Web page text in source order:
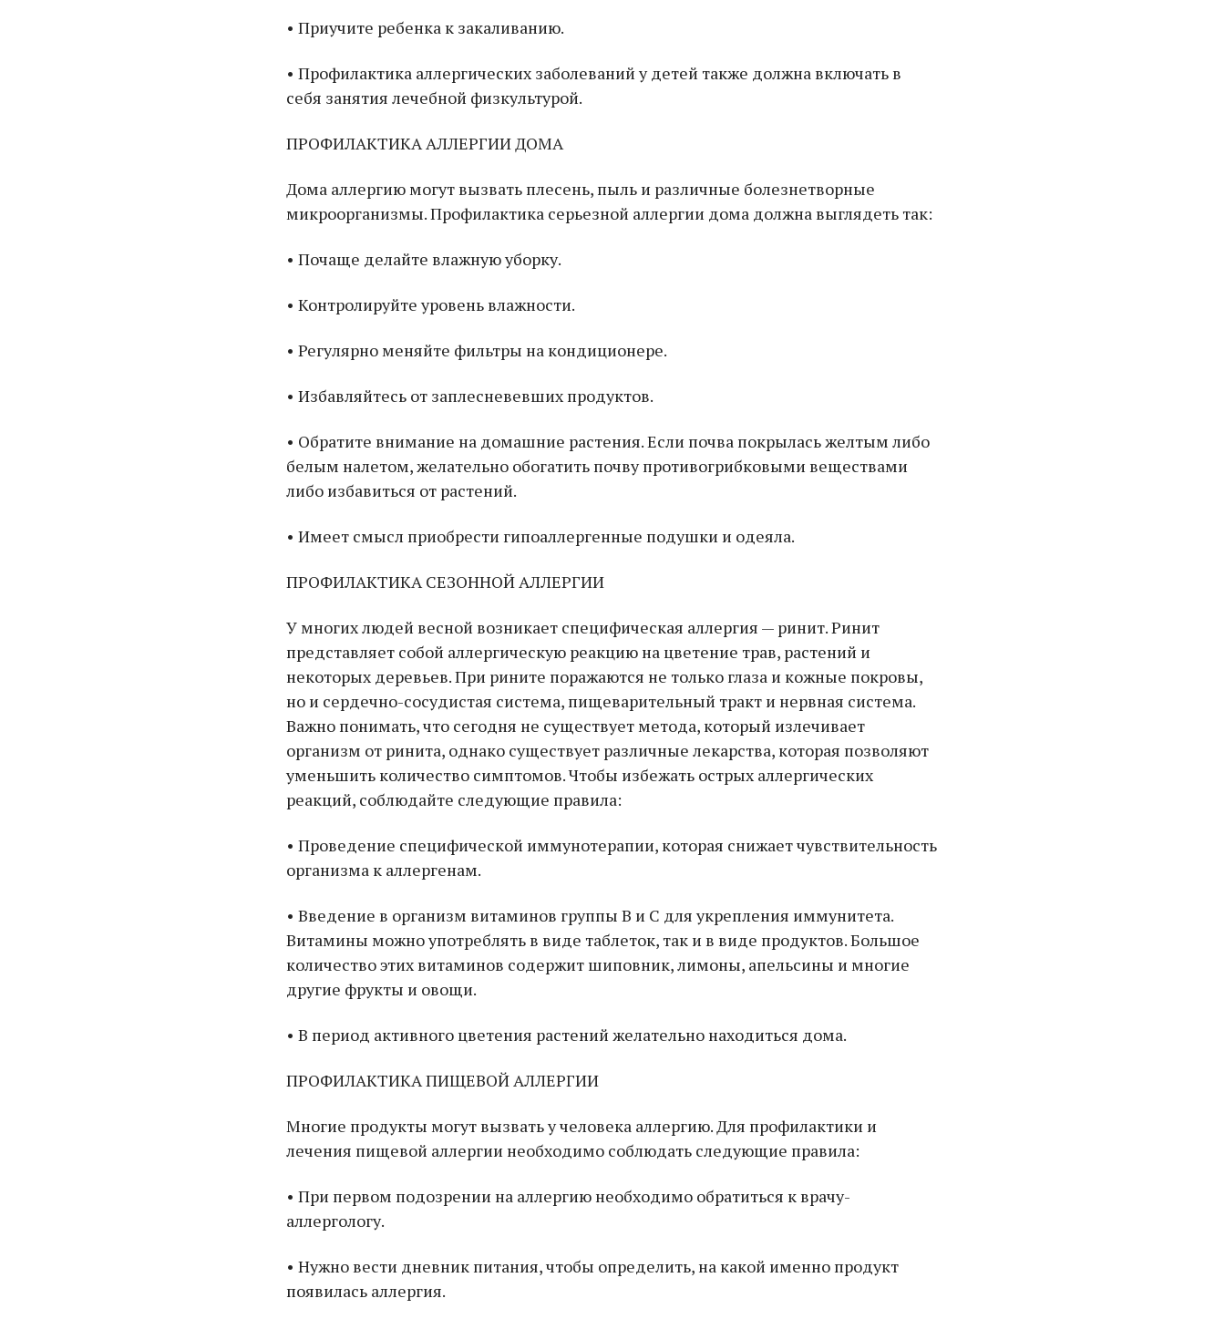
• Приучите ребенка к закаливанию.
• Профилактика аллергических заболеваний у детей также должна включать в
себя занятия лечебной физкультурой.
ПРОФИЛАКТИКА АЛЛЕРГИИ ДОМА
Дома аллергию могут вызвать плесень, пыль и различные болезнетворные
микроорганизмы. Профилактика серьезной аллергии дома должна выглядеть так:
• Почаще делайте влажную уборку.
• Контролируйте уровень влажности.
• Регулярно меняйте фильтры на кондиционере.
• Избавляйтесь от заплесневевших продуктов.
• Обратите внимание на домашние растения. Если почва покрылась желтым либо
белым налетом, желательно обогатить почву противогрибковыми веществами
либо избавиться от растений.
• Имеет смысл приобрести гипоаллергенные подушки и одеяла.
ПРОФИЛАКТИКА СЕЗОННОЙ АЛЛЕРГИИ
У многих людей весной возникает специфическая аллергия — ринит. Ринит
представляет собой аллергическую реакцию на цветение трав, растений и
некоторых деревьев. При рините поражаются не только глаза и кожные покровы,
но и сердечно-сосудистая система, пищеварительный тракт и нервная система.
Важно понимать, что сегодня не существует метода, который излечивает
организм от ринита, однако существует различные лекарства, которая позволяют
уменьшить количество симптомов. Чтобы избежать острых аллергических
реакций, соблюдайте следующие правила:
• Проведение специфической иммунотерапии, которая снижает чувствительность
организма к аллергенам.
• Введение в организм витаминов группы B и С для укрепления иммунитета.
Витамины можно употреблять в виде таблеток, так и в виде продуктов. Большое
количество этих витаминов содержит шиповник, лимоны, апельсины и многие
другие фрукты и овощи.
• В период активного цветения растений желательно находиться дома.
ПРОФИЛАКТИКА ПИЩЕВОЙ АЛЛЕРГИИ
Многие продукты могут вызвать у человека аллергию. Для профилактики и
лечения пищевой аллергии необходимо соблюдать следующие правила:
• При первом подозрении на аллергию необходимо обратиться к врачу-
аллергологу.
• Нужно вести дневник питания, чтобы определить, на какой именно продукт
появилась аллергия.